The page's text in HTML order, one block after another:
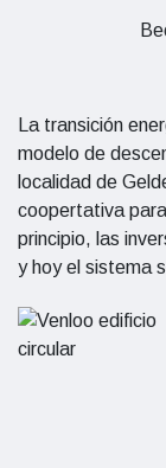
La transición
modelo de
localidad de
coopertativa
principio, las
y hoy el sistema